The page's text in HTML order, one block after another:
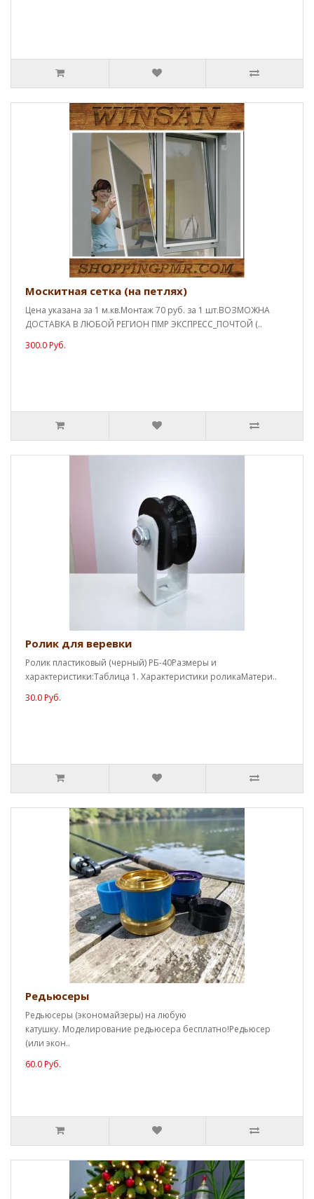
Москитная сетка (на петлях)
Цена указана за 1 м.кв.Монтаж 70 руб. за 1 шт.ВОЗМОЖНА
ДОСТАВКА В ЛЮБОЙ РЕГИОН ПМР ЭКСПРЕСС_ПОЧТОЙ (..
300.0 Руб.
Ролик для веревки
Ролик пластиковый (черный) РБ-40Размеры и
характеристики:Таблица 1. Характеристики роликаМатери..
30.0 Руб.
Редьюсеры
Редьюсеры (экономайзеры) на любую
катушку. Моделирование редьюсера бесплатно!Редьюсер
(или экон..
60.0 Руб.